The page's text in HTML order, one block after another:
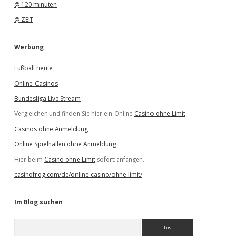
@ 120 minuten
@ ZEIT
Werbung
Fußball heute
Online-Casinos
Bundesliga Live Stream
Vergleichen und finden Sie hier ein Online Casino ohne Limit
Casinos ohne Anmeldung
Online Spielhallen ohne Anmeldung
Hier beim Casino ohne Limit sofort anfangen.
casinofrog.com/de/online-casino/ohne-limit/
Im Blog suchen